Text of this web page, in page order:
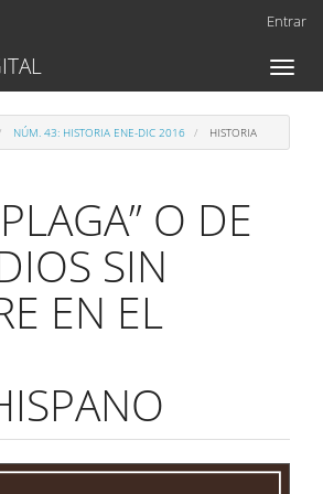
Entrar
Toggle
NÚM. 43: HISTORIA ENE-DIC 2016 HISTORIA
O DE
SIN
EN EL